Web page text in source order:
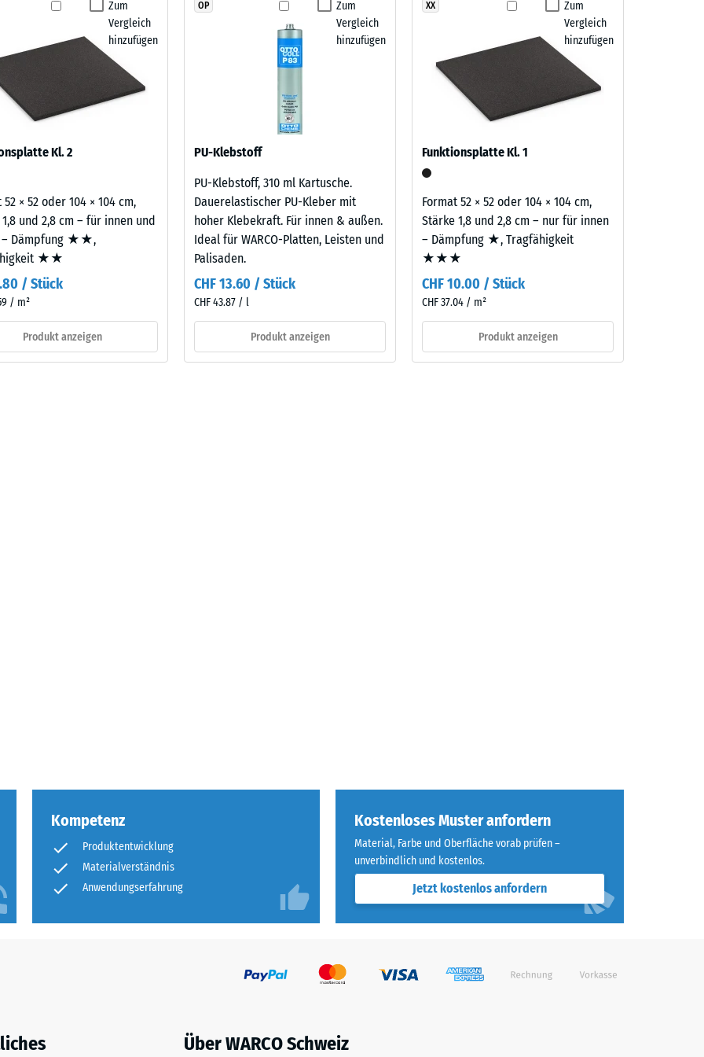
- Beständigkeit gegen abrasiven Verschleiß - Skalenwert 2 = "gut" (BS 7188)
(EN 12616) - Skalenwert 4 = Infiltration ca. 600 mm/h (600 l/h/m²)
(EN 16165) - Skalenwert 4 = mittlerer Akzeptanzwinkel ca. 16°, Gruppe R10
- Skalenwert 2 = Wärmeleitfähigkeit ca. 0,12 W/(m·K)
Produkt
Zum
Vergleich
hinzufügen
Kl. 2
52 × 52 oder 104 × 104 cm,
und 2,8 cm – für innen und
– Dämpfung ★★,
★★
/ Stück
/ m²
Produkt anzeigen
Zum
Vergleich
hinzufügen
OP
PU-Klebstoff
PU-Klebstoff, 310 ml Kartusche.
Dauerelastischer PU-Kleber mit
hoher Klebekraft. Für innen & außen.
Ideal für WARCO-Platten, Leisten und
Palisaden.
CHF 13.60 / Stück
CHF 43.87 / l
Produkt anzeigen
Zum
Vergleich
hinzufügen
XX
Funktionsplatte Kl. 1
Format 52 × 52 oder 104 × 104 cm,
Stärke 1,8 und 2,8 cm – nur für innen
– Dämpfung ★, Tragfähigkeit
★★★
CHF 10.00 / Stück
CHF 37.04 / m²
Produkt anzeigen
Kompetenz
Produktentwicklung
Materialverständnis
Anwendungserfahrung
Kostenloses Muster anfordern
Material, Farbe und Oberfläche vorab prüfen –
unverbindlich und kostenlos.
Jetzt kostenlos anfordern
Über WARCO Schweiz